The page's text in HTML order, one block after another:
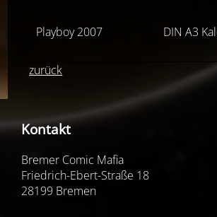
Playboy 2007 DIN A3
zurück
Kontakt
Bremer Comic Mafia
Friedrich-Ebert-Straße 18
28199 Bremen